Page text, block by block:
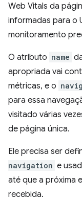
Web Vitals da
informadas para o
monitoramento
O atributo name
apropriada vai
métricas, e o
para essa
visitado várias
de página única.
Ele precisa ser
navigation e
até que a próxima
recebida.